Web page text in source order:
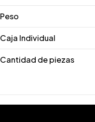
Peso
Caja Individual
Cantidad de piezas